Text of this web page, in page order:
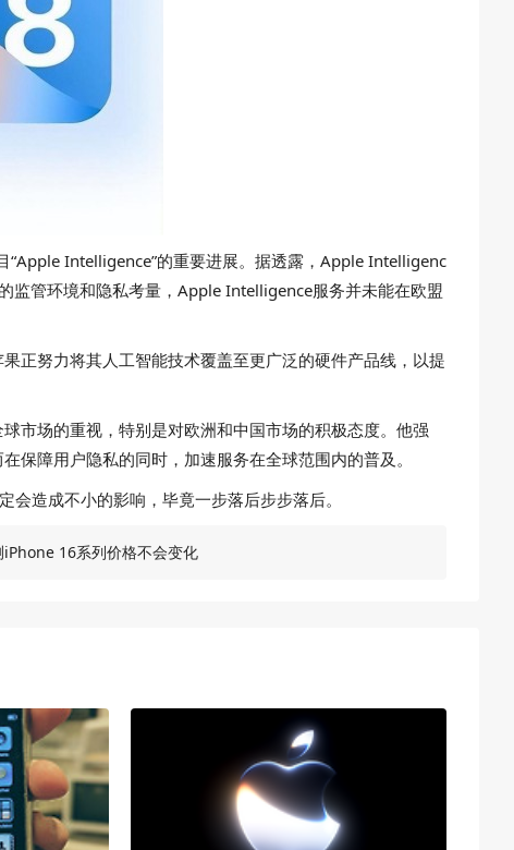
Intelligence”的重要进展。据透露，Apple Intelligenc
监管环境和隐私考量，Apple Intelligence服务并未能在欧盟
正努力将其人工智能技术覆盖至更广泛的硬件产品线，以提
市场的重视，特别是对欧洲和中国市场的积极态度。他强
障用户隐私的同时，加速服务在全球范围内的普及。
造成不小的影响，毕竟一步落后步步落后。
16系列价格不会变化